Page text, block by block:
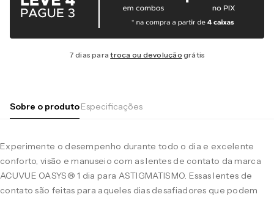
7 dias paratroca ou devolução grátis
Sobre o produtoEspecificações
Experimente o desempenho durante todo o dia e excelente
conforto, visão e manuseio com as lentes de contato da marca
ACUVUE OASYS® 1 dia para ASTIGMATISMO. Essas lentes de
contato são feitas para aqueles dias desafiadores que podem